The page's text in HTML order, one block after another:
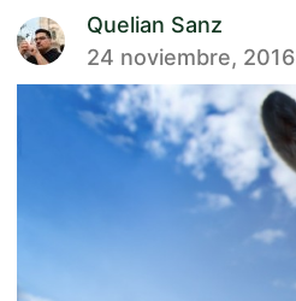
Quelian Sanz
24 noviembre, 2016